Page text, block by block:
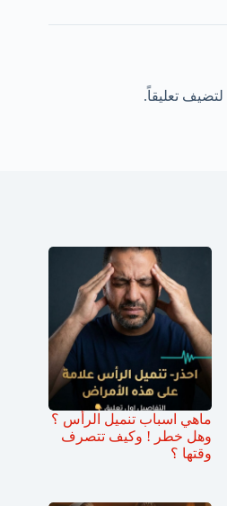
لتضيف تعليقاً.
ماهي اسباب تنميل الرأس ؟
وهل خطر ! وكيف تتصرف
وقتها ؟